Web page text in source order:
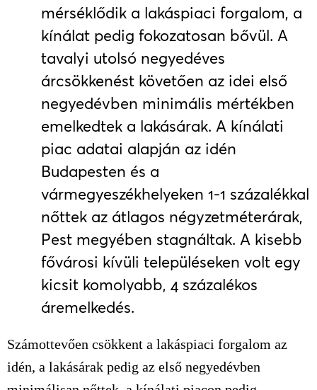
mérséklődik a lakáspiaci forgalom, a
kínálat pedig fokozatosan bővül. A
tavalyi utolsó negyedéves
árcsökkenést követően az idei első
negyedévben minimális mértékben
emelkedtek a lakásárak. A kínálati
piac adatai alapján az idén
Budapesten és a
vármegyeszékhelyeken 1-1 százalékkal
nőttek az átlagos négyzetméterárak,
Pest megyében stagnáltak. A kisebb
fővárosi kívüli településeken volt egy
kicsit komolyabb, 4 százalékos
áremelkedés.
Számottevően csökkent a lakáspiaci forgalom az
idén, a lakásárak pedig az első negyedévben